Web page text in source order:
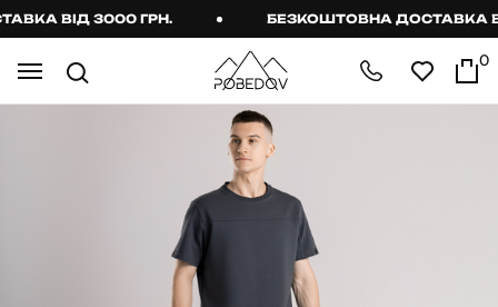
ВІД 3000 ГРН. БЕЗКОШТОВНА ДОСТАВКА ВІД
0